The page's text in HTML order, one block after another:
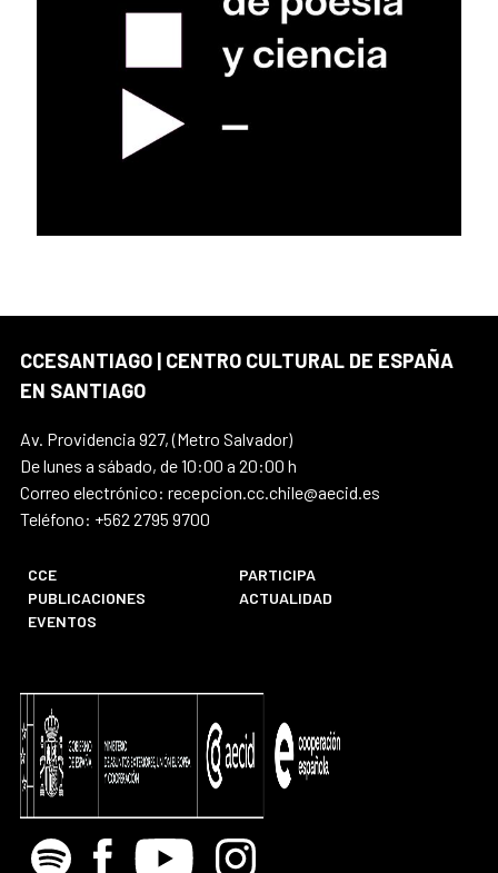
CCESANTIAGO | CENTRO CULTURAL DE ESPAÑA
EN SANTIAGO
Av. Providencia 927, (Metro Salvador)
De lunes a sábado, de 10:00 a 20:00 h
Correo electrónico: recepcion.cc.chile@aecid.es
Teléfono: +562 2795 9700
CCE
PARTICIPA
PUBLICACIONES
ACTUALIDAD
EVENTOS
Spotify Facebook
Youtube Instagram